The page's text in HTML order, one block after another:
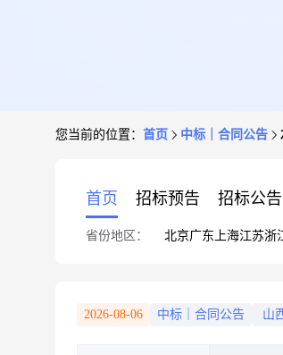
您当前的位置： 首页 中标｜合同公告
首页 招标预告 招标公告
省份地区： 北京广东 上海江苏浙
2026-08-06 中标｜合同公告 山